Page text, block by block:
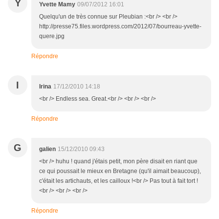
Y Yvette Mamy 09/07/2012 16:01
Quelqu'un de très connue sur Pleubian :<br /> <br />
http://presse75.files.wordpress.com/2012/07/bourreau-yvette-
quere.jpg
Répondre
I Irina 17/12/2010 14:18
<br /> Endless sea. Great.<br /> <br /> <br />
Répondre
G galien 15/12/2010 09:43
<br /> huhu ! quand j'étais petit, mon père disait en riant que
ce qui poussait le mieux en Bretagne (qu'il aimait beaucoup),
c'était les artichauts, et les cailloux !<br /> Pas tout à fait tort !
<br /> <br /> <br />
Répondre